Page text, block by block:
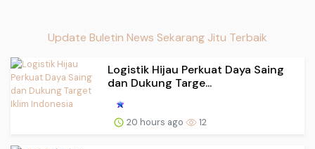
Update Buletin News Sekarang Jitu Terbaik
Logistik Hijau Perkuat Daya Saing
dan Dukung Targe...
20 hours ago 12